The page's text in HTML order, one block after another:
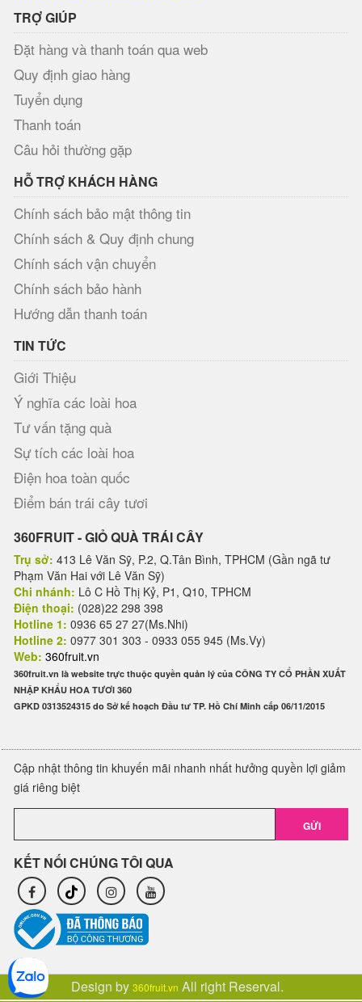
TRỢ GIÚP
Đặt hàng và thanh toán qua web
Quy định giao hàng
Tuyển dụng
Thanh toán
Câu hỏi thường gặp
HỖ TRỢ KHÁCH HÀNG
Chính sách bảo mật thông tin
Chính sách & Quy định chung
Chính sách vận chuyển
Chính sách bảo hành
Hướng dẫn thanh toán
TIN TỨC
Giới Thiệu
Ý nghĩa các loài hoa
Tư vấn tặng quà
Sự tích các loài hoa
Điện hoa toàn quốc
Điểm bán trái cây tươi
360FRUIT - GIỎ QUÀ TRÁI CÂY
Trụ sở: 413 Lê Văn Sỹ, P.2, Q.Tân Bình, TPHCM (Gần ngã tư
Phạm Văn Hai với Lê Văn Sỹ)
Chi nhánh: Lô C Hồ Thị Kỷ, P1, Q10, TPHCM
Điện thoại: (028)22 298 398
Hotline 1: 0936 65 27 27(Ms.Nhi)
Hotline 2: 0977 301 303 - 0933 055 945 (Ms.Vy)
Web: 360fruit.vn
360fruit.vn là website trực thuộc quyền quản lý của CÔNG TY CỔ PHẦN XUẤT
NHẬP KHẨU HOA TƯƠI 360
GPKD 0313524315 do Sở kế hoạch Đầu tư TP. Hồ Chí Minh cấp 06/11/2015
Cập nhật thông tin khuyến mãi nhanh nhất hưởng quyền lợi giảm
giá riêng biệt
GỬI
KẾT NỐI CHÚNG TÔI QUA
Design by 360fruit.vn All right Reserval.